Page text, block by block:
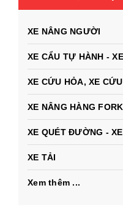
XE NÂNG NGƯỜI
XE CẨU TỰ HÀNH -
XE CỨU HỎA, XE
XE NÂNG HÀNG
XE QUÉT ĐƯỜNG -
XE TẢI
Xem thêm ...